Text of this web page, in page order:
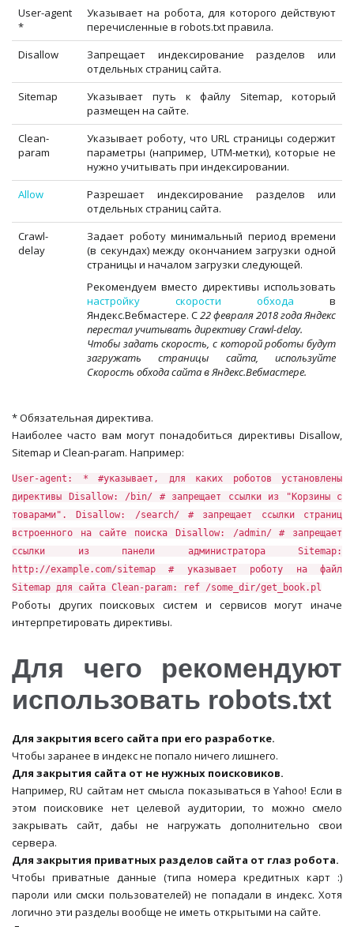
User-agent
*
Указывает на робота, для которого действуют
перечисленные в robots.txt правила.
Disallow
Запрещает индексирование разделов или
отдельных страниц сайта.
Sitemap
Указывает путь к файлу Sitemap, который
размещен на сайте.
Clean-
param
Указывает роботу, что URL страницы содержит
параметры (например, UTM-метки), которые не
нужно учитывать при индексировании.
Allow
Разрешает индексирование разделов или
отдельных страниц сайта.
Crawl-
delay
Задает роботу минимальный период времени
(в секундах) между окончанием загрузки одной
страницы и началом загрузки следующей.
Рекомендуем вместо директивы использовать
настройку скорости обхода в
Яндекс.Вебмастере. С22 февраля 2018 года Яндекс
перестал учитывать директиву Crawl-delay.
Чтобы задать скорость, с которой роботы будут
загружать страницы сайта, используйте
Скорость обхода сайта в Яндекс.Вебмастере.
* Обязательная директива.
Наиболее часто вам могут понадобиться директивы Disallow,
Sitemap и Clean-param. Например:
User-agent: * #указывает, для каких роботов установлены
директивы Disallow: /bin/ # запрещает ссылки из "Корзины с
товарами". Disallow: /search/ # запрещает ссылки страниц
встроенного на сайте поиска Disallow: /admin/ # запрещает
ссылки из панели администратора Sitemap:
http://example.com/sitemap # указывает роботу на файл
Sitemap для сайта Clean-param: ref /some_dir/get_book.pl
Роботы других поисковых систем и сервисов могут иначе
интерпретировать директивы.
Для чего рекомендуют
использовать robots.txt
Для закрытия всего сайта при его разработке.
Чтобы заранее в индекс не попало ничего лишнего.
Для закрытия сайта от не нужных поисковиков.
Например, RU сайтам нет смысла показываться в Yahoo! Если в
этом поисковике нет целевой аудитории, то можно смело
закрывать сайт, дабы не нагружать дополнительно свои
сервера.
Для закрытия приватных разделов сайта от глаз робота.
Чтобы приватные данные (типа номера кредитных карт :)
пароли или смски пользователей) не попадали в индекс. Хотя
логично эти разделы вообще не иметь открытыми на сайте.